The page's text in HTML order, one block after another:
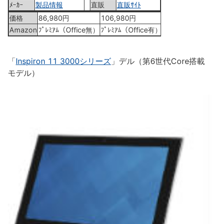
ﾒｰｶｰ
製品情報 直販
直販ｻｲﾄ
価格
86,980円
106,980円
Amazon ﾌﾟﾚﾐｱﾑ（Office無） ﾌﾟﾚﾐｱﾑ（Office有）
「Inspiron 11 3000シリーズ 」デル（第6世代Core搭載
モデル）